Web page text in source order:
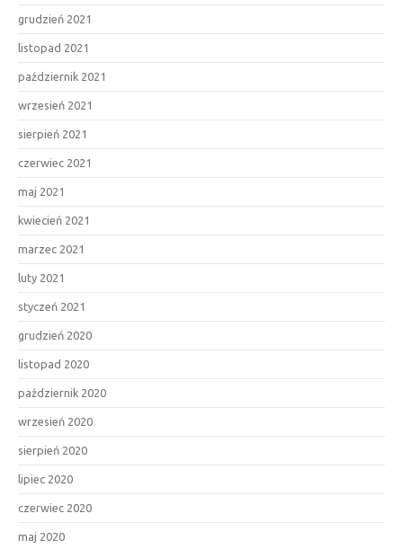
grudzień 2021
listopad 2021
październik 2021
wrzesień 2021
sierpień 2021
czerwiec 2021
maj 2021
kwiecień 2021
marzec 2021
luty 2021
styczeń 2021
grudzień 2020
listopad 2020
październik 2020
wrzesień 2020
sierpień 2020
lipiec 2020
czerwiec 2020
maj 2020